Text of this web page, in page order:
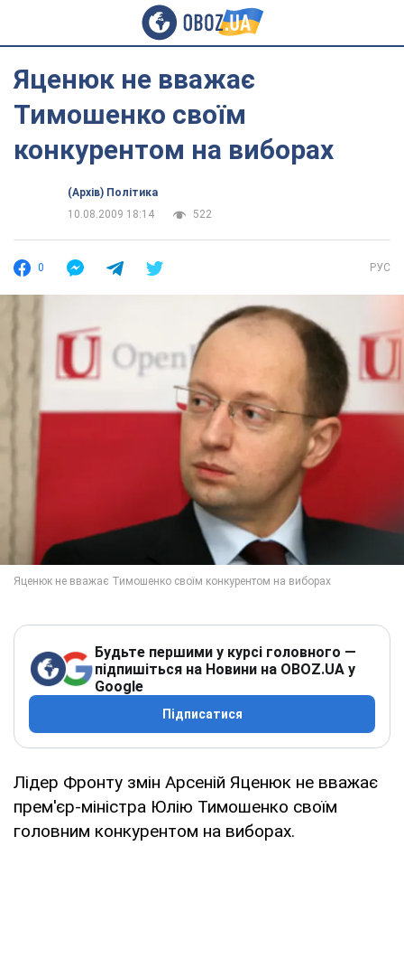
Яценюк не вважає
Тимошенко своїм
конкурентом на виборах
(Архів) Політика
10.08.2009 18:14
522
0 РУС
Будьте першими у курсі головного —
підпишіться на Новини на OBOZ.UA у
Google
Підписатися
Лідер Фронту змін Арсеній Яценюк не вважає
прем'єр-міністра Юлію Тимошенко своїм
головним конкурентом на виборах.